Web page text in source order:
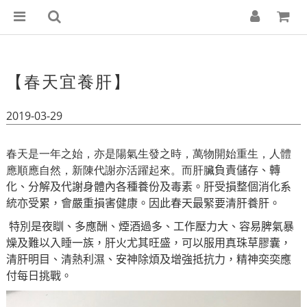
【春天宜養肝】
2019-03-29
春天是一年之始，亦是陽氣生發之時，萬物開始重生，人體
應順應自然，新陳代謝亦活躍起來。而肝臟負責儲存、轉
化、分解及代謝身體內各種養份及毒素。肝受損整個消化系
統亦受累，會嚴重損害健康。因此春天最緊要清肝養肝。
特別是夜瞓、多應酬、煙酒過多、工作壓力大、容易脾氣暴
燥及難以入睡一族，肝火尤其旺盛，可以服用真珠草膠囊，
清肝明目、清熱利濕、安神除煩及增強抵抗力，精神奕奕應
付每日挑戰。